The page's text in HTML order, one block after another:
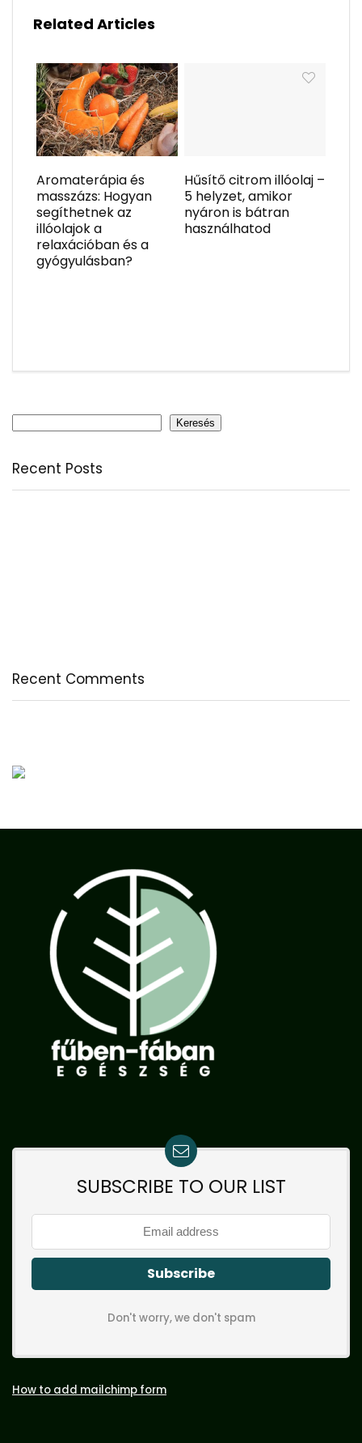
Related Articles
Aromaterápia és
masszázs: Hogyan
segíthetnek az
illóolajok a
relaxációban és a
gyógyulásban?
Hűsítő citrom illóolaj –
5 helyzet, amikor
nyáron is bátran
használhatod
Keresés
Recent Posts
Recent Comments
SUBSCRIBE TO OUR LIST
Don't worry, we don't spam
How to add mailchimp form